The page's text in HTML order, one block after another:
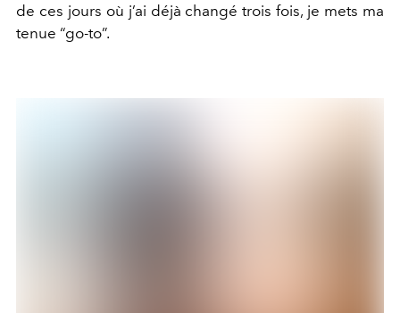
de ces jours où j’ai déjà changé trois fois, je mets ma
tenue “go-to”.